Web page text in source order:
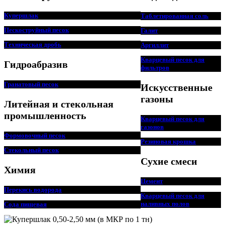
Купершлак
Пескоструйный песок
Техническая дробь
Гидроабразив
Гранатовый песок
Литейная и стекольная
промышленность
Формовочный песок
Стекольный песок
Химия
Перекись водорода
Сода пищевая
Таблетированная соль
Галит
Аргиллит
Кварцевый песок для
фильтров
Искусственные
газоны
Кварцевый песок для
газонов
Резиновая крошка
Сухие смеси
Цемент
Кварцевый песок для
наливных полов